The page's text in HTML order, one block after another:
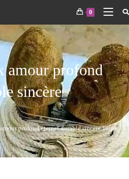
0
amour profond
sincère
profond éternel durable sincère